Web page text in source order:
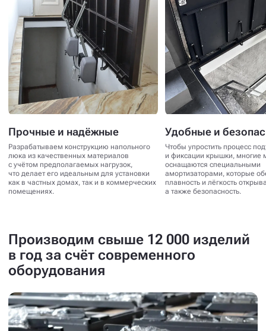
Прочные и надёжные
Разрабатываем конструкцию напольного
люка из качественных материалов
с учётом предполагаемых нагрузок,
что делает его идеальным для установки
как в частных домах, так и в коммерческих
помещениях.
Удобные и
Чтобы упростить процесс
и фиксации крышки, многие
оснащаются специальными
амортизаторами, которые
плавность и лёгкость
а также безопасность.
Производим свыше 12 000 изделий
в год за счёт современного
оборудования